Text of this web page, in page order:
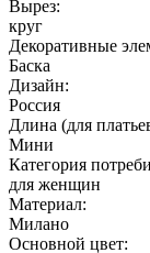
Вырез:
круг
Декоративные
Баска
Дизайн:
Россия
Длина (для
Мини
Категория
для женщин
Материал:
Милано
Основной цвет: